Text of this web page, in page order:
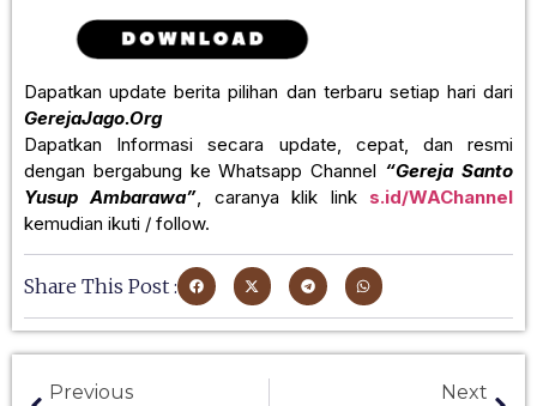
Dapatkan update berita pilihan dan terbaru setiap hari dari
GerejaJago.Org
Dapatkan Informasi secara update, cepat, dan resmi
dengan bergabung ke Whatsapp Channel “Gereja Santo
Yusup Ambarawa”, caranya klik link s.id/WAChannel
kemudian ikuti / follow.
Share This Post :
Previous
Next